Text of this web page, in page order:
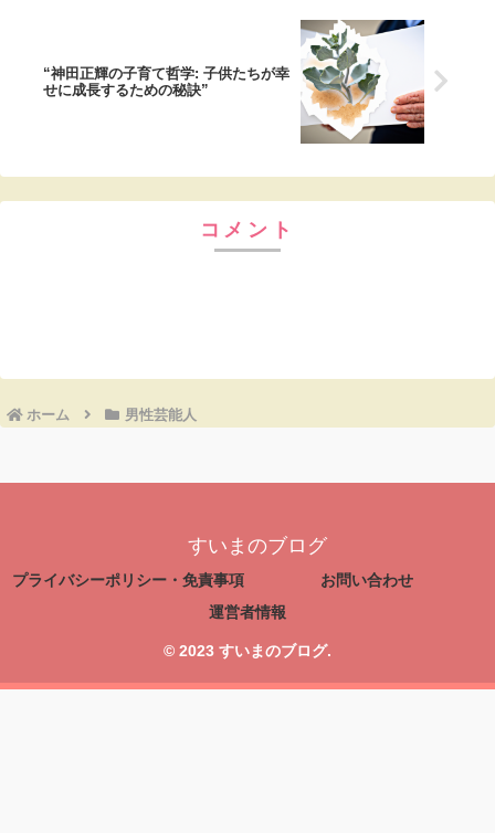
“神田正輝の子育て哲学: 子供たちが幸
せに成長するための秘訣”
コメント
ホーム 男性芸能人
すいまのブログ
プライバシーポリシー・免責事項
お問い合わせ
運営者情報
© 2023 すいまのブログ.